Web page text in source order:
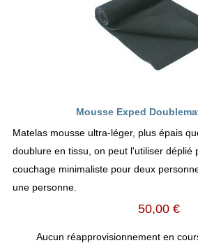
Mousse Exped
Matelas mousse ultra-léger, plus épais
doublure en tissu, on peut l'utiliser déplié
couchage minimaliste pour deux
une personne.
50,00 €
Aucun réapprovisionnement en